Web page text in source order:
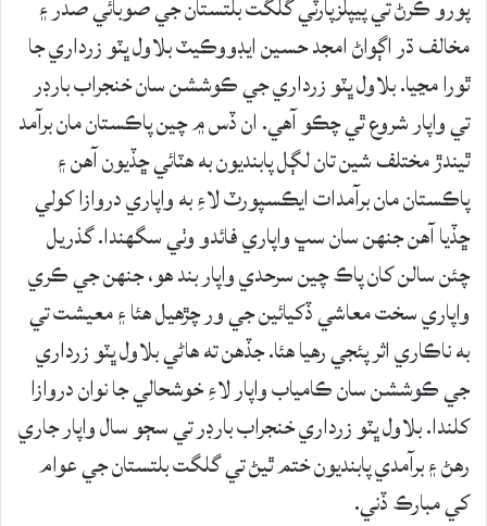
مخالف ڌر اڳواڻ امجد حسين ايڊووڪيٽ بلاول ڀٽو زرداري جا
ٿورا مڃيا. بلاول ڀٽو زرداري جي ڪوششن سان خنجراب بارڊر
تي واپار شروع ٿي چڪو آهي. ان ڏس ۾ چين پاڪستان مان برآمد
ٿيندڙ مختلف شين تان لڳل پابنديون به هٽائي ڇڏيون آهن ۽
پاڪستان مان برآمدات ايڪسپورٽ لاءِ به واپاري دروازا کولي
ڇڏيا آهن جنهن سان سڀ واپاري فائدو وٺي سگهندا. گذريل
چئن سالن کان پاڪ چين سرحدي واپار بند هو، جنهن جي ڪري
واپاري سخت معاشي ڏکيائين جي ور چڙهيل هئا ۽ معيشت تي
به ناڪاري اثر پئجي رهيا هئا. جڏهن ته هاڻي بلاول ڀٽو زرداري
جي ڪوششن سان ڪامياب واپار لاءِ خوشحالي جا نوان دروازا
کلندا. بلاول ڀٽو زرداري خنجراب بارڊر تي سڄو سال واپار جاري
رهڻ ۽ برآمدي پابنديون ختم ٿيڻ تي گلگت بلتستان جي عوام
کي مبارڪ ڏني.